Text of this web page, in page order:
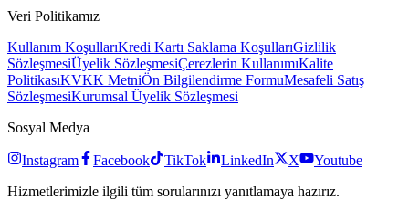
Veri Politikamız
Kullanım KoşullarıKredi Kartı Saklama KoşullarıGizlilik
SözleşmesiÜyelik SözleşmesiÇerezlerin KullanımıKalite
PolitikasıKVKK MetniÖn Bilgilendirme FormuMesafeli Satış
SözleşmesiKurumsal Üyelik Sözleşmesi
Sosyal Medya
Instagram Facebook TikTok LinkedIn X
Youtube
Hizmetlerimizle ilgili tüm sorularınızı yanıtlamaya hazırız.